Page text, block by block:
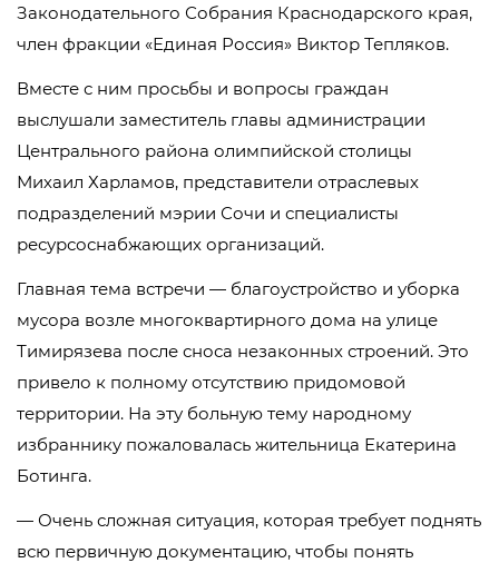
Законодательного Собрания Краснодарского края,
член фракции «Единая Россия» Виктор Тепляков.
Вместе с ним просьбы и вопросы граждан
выслушали заместитель главы администрации
Центрального района олимпийской столицы
Михаил Харламов, представители отраслевых
подразделений мэрии Сочи и специалисты
ресурсоснабжающих организаций.
Главная тема встречи — благоустройство и уборка
мусора возле многоквартирного дома на улице
Тимирязева после сноса незаконных строений. Это
привело к полному отсутствию придомовой
территории. На эту больную тему народному
избраннику пожаловалась жительница Екатерина
Ботинга.
— Очень сложная ситуация, которая требует поднять
всю первичную документацию, чтобы понять